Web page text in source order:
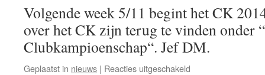
Volgende week 5/11 begint het CK
over het CK zijn terug te vinden onder
Clubkampioenschap“. Jef DM.
Geplaatst in nieuws | Reacties uitgeschakeld